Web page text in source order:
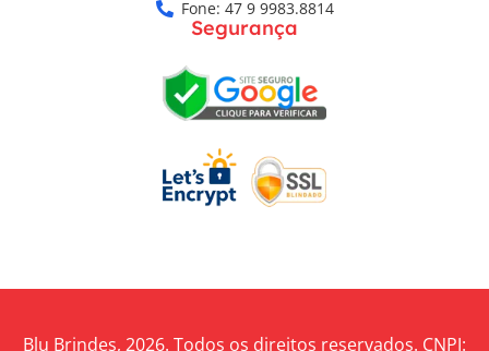
Fone: 47 9 9983.8814
Segurança
Blu Brindes, 2026. Todos os direitos reservados. CNPJ: